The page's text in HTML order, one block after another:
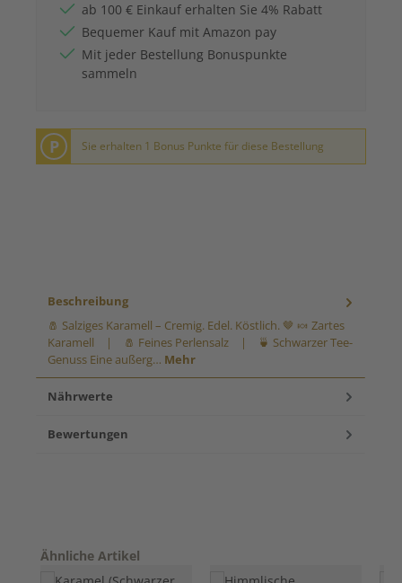
ab 100 € Einkauf erhalten Sie 4% Rabatt
Bequemer Kauf mit Amazon pay
Mit jeder Bestellung Bonuspunkte
sammeln
P Sie erhalten 1 Bonus Punkte für diese Bestellung
Beschreibung
🧂 Salziges Karamell – Cremig. Edel. Köstlich. 🤎 🍬 Zartes
Karamell | 🧂 Feines Perlensalz | 🍵 Schwarzer Tee-
Genuss Eine außerg… Mehr
Nährwerte
Bewertungen
Produktgalerie überspringen
Ähnliche Artikel